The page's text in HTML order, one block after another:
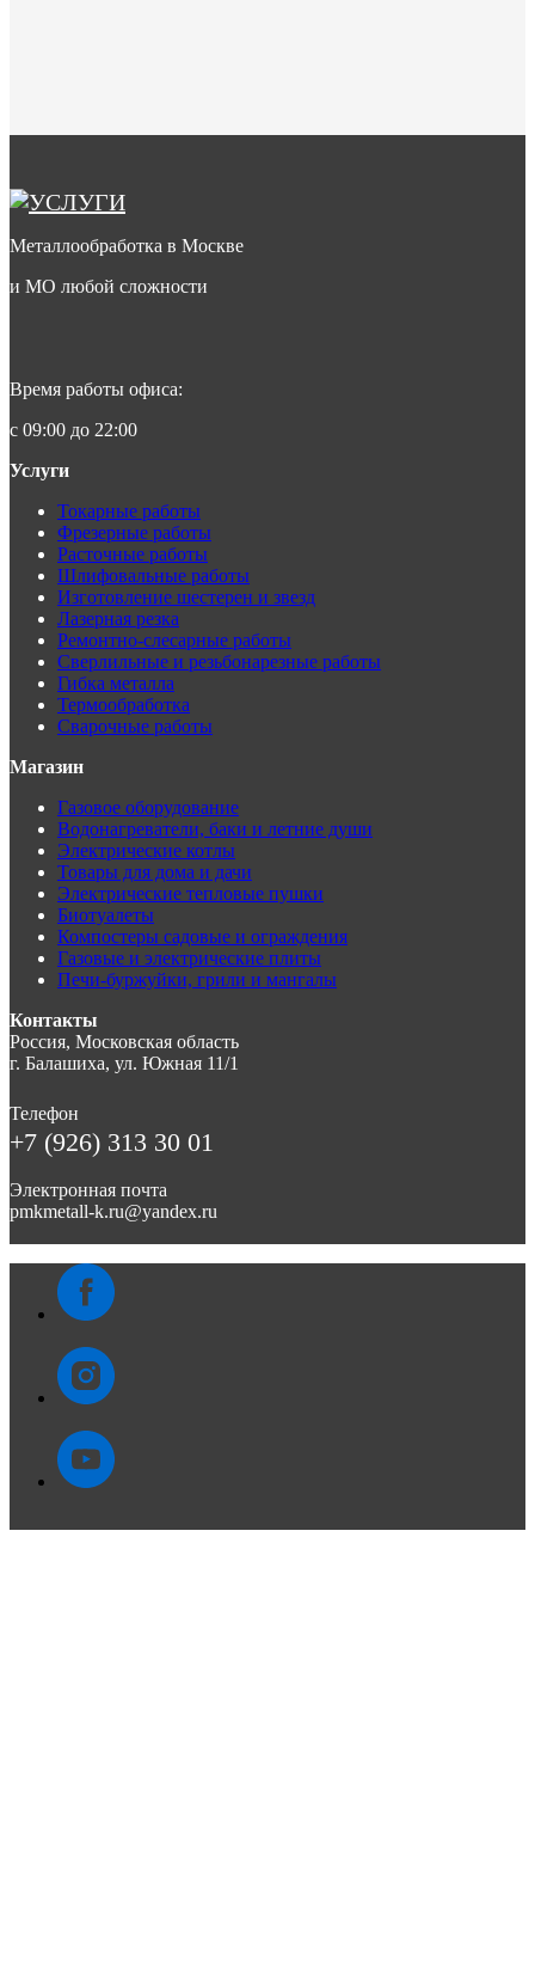
Металлообработка в Москве
и МО любой сложности
Время работы офиса:
с 09:00 до 22:00
Услуги
Токарные работы
Фрезерные работы
Расточные работы
Шлифовальные работы
Изготовление шестерен и звезд
Лазерная резка
Ремонтно-слесарные работы
Сверлильные и резьбонарезные работы
Гибка металла
Термообработка
Сварочные работы
Магазин
Газовое оборудование
Водонагреватели, баки и летние души
Электрические котлы
Товары для дома и дачи
Электрические тепловые пушки
Биотуалеты
Компостеры садовые и ограждения
Газовые и электрические плиты
Печи-буржуйки, грили и мангалы
Контакты
Россия, Московская область
г. Балашиха, ул. Южная 11/1
Телефон
+7 (926) 313 30 01
Электронная почта
pmkmetall-k.ru@yandex.ru